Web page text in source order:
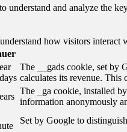
understand and analyze the
how visitors
The __gads cookie, set by
calculates its revenue.
The _ga cookie, installed
information anonymously
Set by Google to